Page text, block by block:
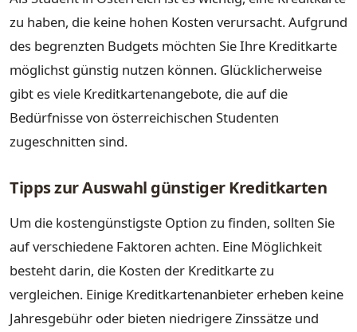
zu haben, die keine hohen Kosten verursacht. Aufgrund
des begrenzten Budgets möchten Sie Ihre Kreditkarte
möglichst günstig nutzen können. Glücklicherweise
gibt es viele Kreditkartenangebote, die auf die
Bedürfnisse von österreichischen Studenten
zugeschnitten sind.
Tipps zur Auswahl günstiger Kreditkarten
Um die kostengünstigste Option zu finden, sollten Sie
auf verschiedene Faktoren achten. Eine Möglichkeit
besteht darin, die Kosten der Kreditkarte zu
vergleichen. Einige Kreditkartenanbieter erheben keine
Jahresgebühr oder bieten niedrigere Zinssätze und